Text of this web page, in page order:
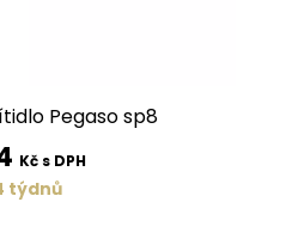
Pegaso sp8
Kč s DPH
týdnů